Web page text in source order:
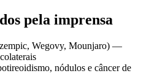
pela imprensa
Wegovy, Mounjaro) —
nódulos e câncer de